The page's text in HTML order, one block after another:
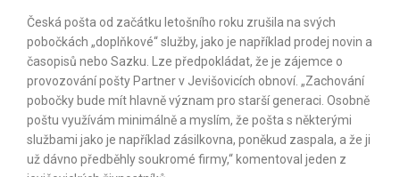
Česká pošta od začátku letošního roku zrušila na svých
pobočkách „doplňkové“ služby, jako je například prodej novin a
časopisů nebo Sazku. Lze předpokládat, že je zájemce o
provozování pošty Partner v Jevišovicích obnoví. „Zachování
pobočky bude mít hlavně význam pro starší generaci. Osobně
poštu využívám minimálně a myslím, že pošta s některými
službami jako je například zásilkovna, poněkud zaspala, a že ji
už dávno předběhly soukromé firmy,“ komentoval jeden z